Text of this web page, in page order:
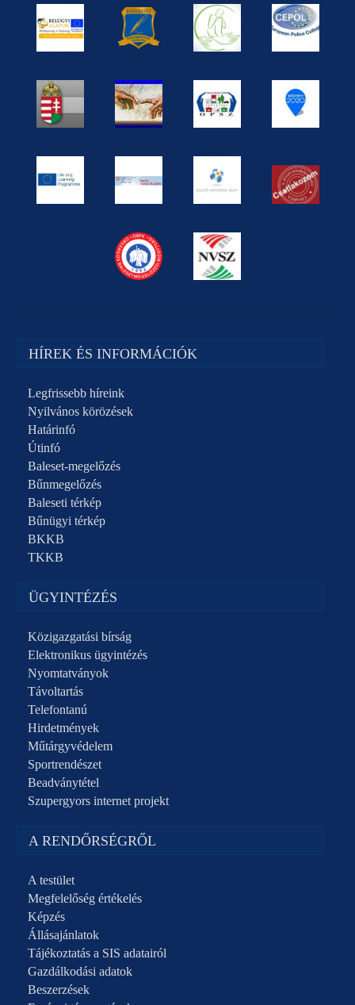
HÍREK ÉS INFORMÁCIÓK
Legfrissebb híreink
Nyilvános körözések
Határinfó
Útinfó
Baleset-megelőzés
Bűnmegelőzés
Baleseti térkép
Bűnügyi térkép
BKKB
TKKB
ÜGYINTÉZÉS
Közigazgatási bírság
Elektronikus ügyintézés
Nyomtatványok
Távoltartás
Telefontanú
Hirdetmények
Műtárgyvédelem
Sportrendészet
Beadványtétel
Szupergyors internet projekt
A RENDŐRSÉGRŐL
A testület
Megfelelőség értékelés
Képzés
Állásajánlatok
Tájékoztatás a SIS adatairól
Gazdálkodási adatok
Beszerzések